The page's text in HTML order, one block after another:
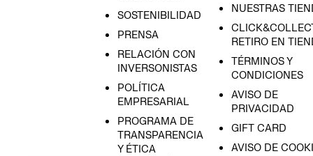
SOSTENIBILIDAD
PRENSA
RELACIÓN CON
INVERSONISTAS
POLÍTICA
EMPRESARIAL
PROGRAMA DE
TRANSPARENCIA
Y ÉTICA
NUESTRAS
RETIRO EN
TÉRMINOS Y
CONDICIONES
AVISO DE
PRIVACIDAD
GIFT CARD
AVISO DE